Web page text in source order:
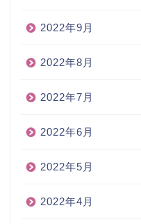
2022年9月
2022年8月
2022年7月
2022年6月
2022年5月
2022年4月